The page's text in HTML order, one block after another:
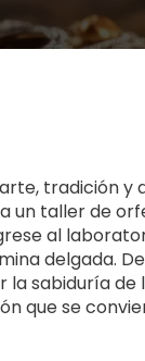
tradición
un taller de
al
delgada.
sabiduría
que se